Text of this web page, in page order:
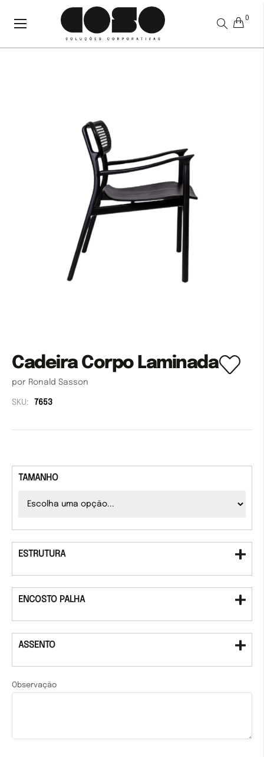
Alternar
0
Cadeira Corpo Laminada
por Ronald Sasson
SKU: 7653
TAMANHO
ESTRUTURA
ENCOSTO PALHA
ASSENTO
Observação